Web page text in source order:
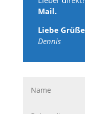
Mail.
Liebe Grüße
Dennis